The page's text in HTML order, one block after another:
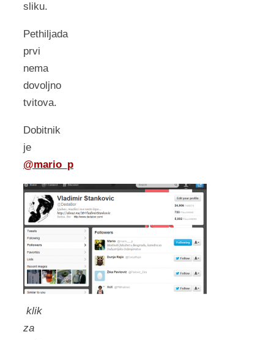
sliku.
Pethiljada
prvi
nema
dovoljno
tvitova.
Dobitnik
je
@mario_p
klik
za